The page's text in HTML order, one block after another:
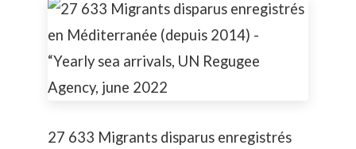
27 633 Migrants disparus enregistrés